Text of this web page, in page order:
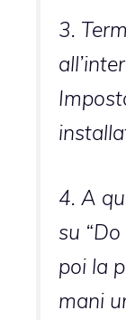
3.
4. A
su
poi la
mani